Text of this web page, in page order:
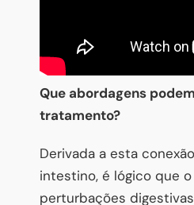
Que abordagens
tratamento?
Derivada a esta
intestino, é lógico que o
perturbações